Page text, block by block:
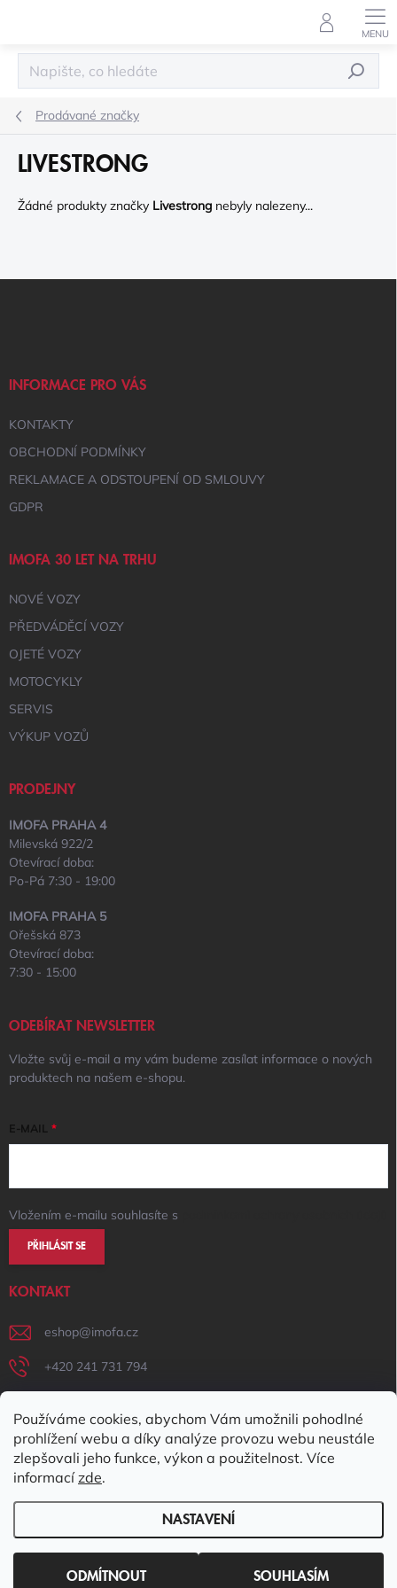
Používáme cookies, abychom Vám umožnili pohodlné
prohlížení webu a díky analýze provozu webu neustále
zlepšovali jeho funkce, výkon a použitelnost. Více
informacízde.
NASTAVENÍ
ODMÍTNOUT SOUHLASÍM
HLEDAT
Prodávané značky
LIVESTRONG
Žádné produkty značky Livestrong nebyly nalezeny...
INFORMACE PRO VÁS
KONTAKTY
OBCHODNÍ PODMÍNKY
REKLAMACE A ODSTOUPENÍ OD SMLOUVY
GDPR
IMOFA 30 LET NA TRHU
NOVÉ VOZY
PŘEDVÁDĚCÍ VOZY
OJETÉ VOZY
MOTOCYKLY
SERVIS
VÝKUP VOZŮ
PRODEJNY
IMOFA PRAHA 4
Milevská 922/2
Otevírací doba:
Po-Pá 7:30 - 19:00
IMOFA PRAHA 5
Ořešská 873
Otevírací doba:
7:30 - 15:00
ODEBÍRAT NEWSLETTER
Vložte svůj e-mail a my vám budeme zasílat informace o nových
produktech na našem e-shopu.
E-MAIL
Vložením e-mailu souhlasíte s
PŘIHLÁSIT SE
KONTAKT
eshop@imofa.cz
+420 241 731 794
IMOFA Facebook
imofa_s.r.o
Copyright 2026IMOFA e-shop. Všechna práva vyhrazena.Upravit